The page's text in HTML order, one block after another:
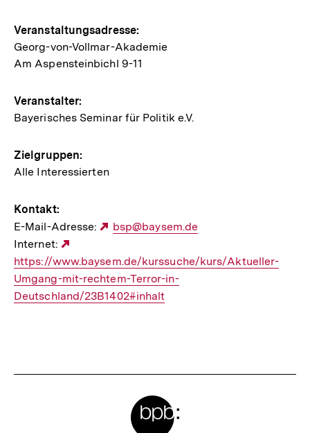
Hinweise
zur
Veranstaltung
Veranstaltungsadresse:
Georg-von-Vollmar-Akademie
Am Aspensteinbichl 9-11
Veranstalter:
Bayerisches Seminar für Politik e.V.
Zielgruppen:
Alle Interessierten
Kontakt:
E-Mail-Adresse:
Externer
bsp@baysem.de
Internet:
Link:
https://www.baysem.de/kurssuche/kurs/Aktueller-
Umgang-mit-rechtem-Terror-in-
Deutschland/23B1402#inhalt